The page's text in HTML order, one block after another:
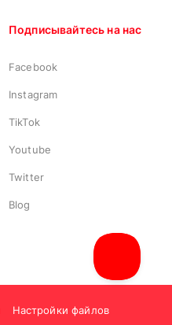
Подписывайтесь на нас
Facebook
Instagram
TikTok
Youtube
Twitter
Blog
Настройки файлов